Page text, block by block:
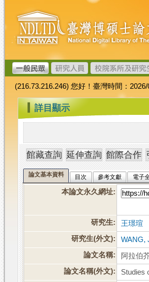
跳
到
主
要
內
容
臺
灣
博
碩
士
論
文
加
值
系
統
(216.73.216.246) 您好！臺灣時間：
::: 詳目顯示
論文基本資料 目次 參考文獻 電子
本論文永久網址:
研究生:
王璟瑄
研究生(外文):
WANG,
論文名稱:
阿拉伯
論文名稱(外文):
Studies